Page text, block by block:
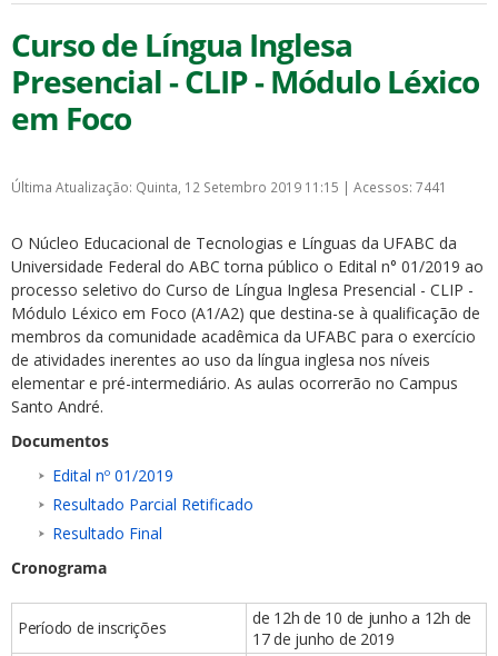
Curso de Língua Inglesa
Presencial - CLIP - Módulo Léxico
em Foco
Última Atualização: Quinta, 12 Setembro 2019 11:15 | Acessos: 7441
O Núcleo Educacional de Tecnologias e Línguas da UFABC da
Universidade Federal do ABC torna público o Edital n° 01/2019 ao
processo seletivo do Curso de Língua Inglesa Presencial - CLIP -
Módulo Léxico em Foco (A1/A2) que destina-se à qualificação de
membros da comunidade acadêmica da UFABC para o exercício
de atividades inerentes ao uso da língua inglesa nos níveis
elementar e pré-intermediário. As aulas ocorrerão no Campus
Santo André.
Documentos
Edital nº 01/2019
Resultado Parcial Retificado
Resultado Final
Cronograma
Período de inscrições
de 12h de 10 de junho a 12h de
17 de junho de 2019